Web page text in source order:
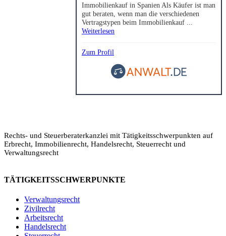
Immobilienkauf in Spanien Als Käufer ist man
gut beraten, wenn man die verschiedenen
Vertragstypen beim Immobilienkauf ...
Weiterlesen
Zum Profil
Rechts- und Steuerberaterkanzlei mit Tätigkeitsschwerpunkten auf
Erbrecht, Immobilienrecht, Handelsrecht, Steuerrecht und
Verwaltungsrecht
TÄTIGKEITSSCHWERPUNKTE
Verwaltungsrecht
Zivilrecht
Arbeitsrecht
Handelsrecht